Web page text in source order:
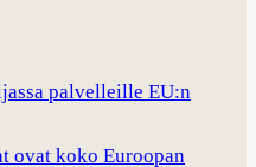
palvelleille EU:n
ovat koko Euroopan